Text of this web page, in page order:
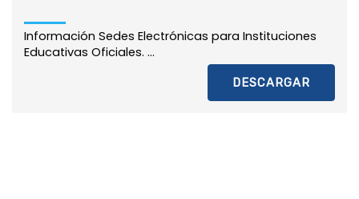
Información Sedes Electrónicas para Instituciones
Educativas Oficiales. ...
DESCARGAR